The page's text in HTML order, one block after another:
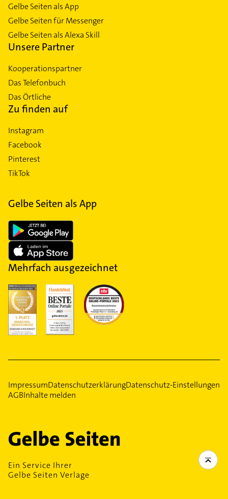
Gelbe Seiten als App
Gelbe Seiten für Messenger
Gelbe Seiten als Alexa Skill
Unsere Partner
Kooperationspartner
Das Telefonbuch
Das Örtliche
Zu finden auf
Instagram
Facebook
Pinterest
TikTok
Gelbe Seiten als App
Mehrfach ausgezeichnet
ImpressumDatenschutzerklärungDatenschutz-Einstellungen
AGBInhalte melden
Ein Service Ihrer
Gelbe Seiten Verlage